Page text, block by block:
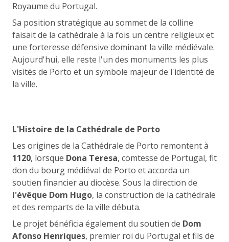
Royaume du Portugal.
Sa position stratégique au sommet de la colline
faisait de la cathédrale à la fois un centre religieux et
une forteresse défensive dominant la ville médiévale.
Aujourd'hui, elle reste l'un des monuments les plus
visités de Porto et un symbole majeur de l'identité de
la ville.
L'Histoire de la Cathédrale de Porto
Les origines de la Cathédrale de Porto remontent à
1120, lorsque Dona Teresa, comtesse de Portugal, fit
don du bourg médiéval de Porto et accorda un
soutien financier au diocèse. Sous la direction de
l'évêque Dom Hugo, la construction de la cathédrale
et des remparts de la ville débuta.
Le projet bénéficia également du soutien de Dom
Afonso Henriques, premier roi du Portugal et fils de